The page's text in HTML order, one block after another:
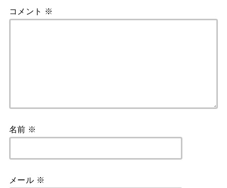
コメント ※
名前 ※
メール ※